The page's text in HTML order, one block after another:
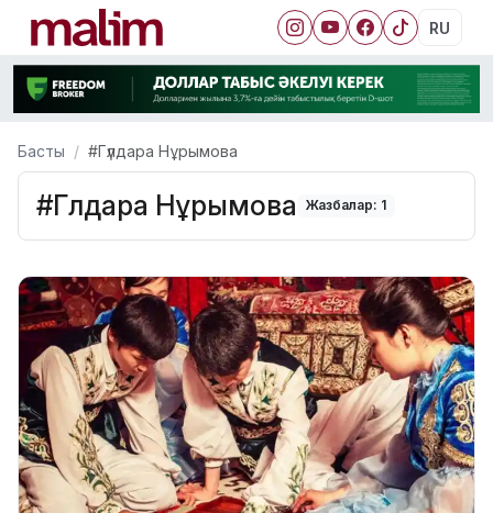
RU
Басты #Гүлдара Нұрымова
#Гүлдара Нұрымова Жазбалар: 1